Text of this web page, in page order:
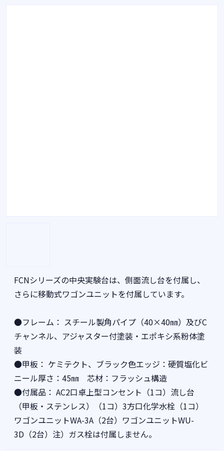
FCNシリーズの中央実験台は、側面流し台を付属し、
さらに移動式ワゴンユニットを付属しています。
●フレーム： スチール製角パイプ（40×40㎜）及びC
チャンネル、アジャスター付塗装・エポキシ系粉体塗
装
●甲板： ケミテクト、ブラック色エッジ：硬質塩化ビ
ニール厚さ：45㎜ 芯材：フラッシュ構造
●付属品： AC2口卓上型コンセント（1コ）流し台
（甲板・ステンレス）（1コ）3方口化学水栓（1コ）
ワゴンユニットWA-3A（2台）ワゴンユニットWU-
3D（2台）注）ガス栓は付属しません。